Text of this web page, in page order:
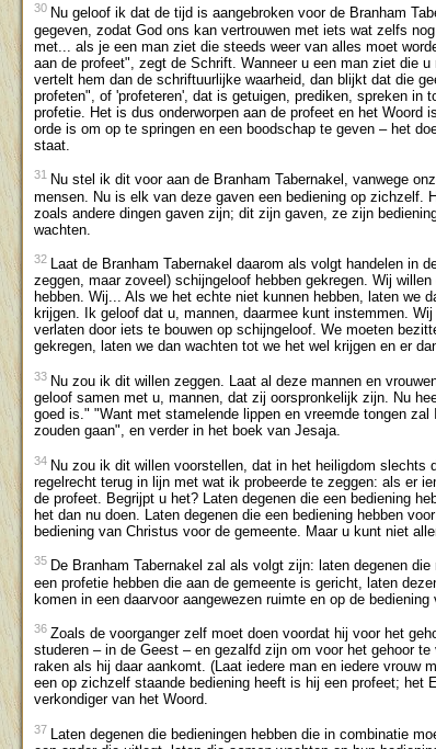
30 Nu geloof ik dat de tijd is aangebroken voor de Branham
gegeven, zodat God ons kan vertrouwen met iets wat zelfs
met... als je een man ziet die steeds weer van alles moet
aan de profeet", zegt de Schrift. Wanneer u een man ziet die
vertelt hem dan de schriftuurlijke waarheid, dan blijkt dat die
profeten", of 'profeteren', dat is getuigen, prediken, spreken in
profetie. Het is dus onderworpen aan de profeet en het
orde is om op te springen en een boodschap te geven – het
staat.
31
Nu stel ik dit voor aan de Branham Tabernakel, vanwege
mensen. Nu is elk van deze gaven een bediening op zichzelf.
zoals andere dingen gaven zijn; dit zijn gaven, ze zijn
wachten.
32 Laat de Branham Tabernakel daarom als volgt handelen in
zeggen, maar zoveel) schijngeloof hebben gekregen. Wij
hebben. Wij... Als we het echte niet kunnen hebben, laten we
krijgen. Ik geloof dat u, mannen, daarmee kunt instemmen.
verlaten door iets te bouwen op schijngeloof. We moeten
gekregen, laten we dan wachten tot we het wel krijgen en er
33 Nu zou ik dit willen zeggen. Laat al deze mannen en
geloof samen met u, mannen, dat zij oorspronkelijk zijn. Nu
goed is." "Want met stamelende lippen en vreemde tongen
zouden gaan", en verder in het boek van Jesaja.
34 Nu zou ik dit willen voorstellen, dat in het heiligdom slechts
regelrecht terug in lijn met wat ik probeerde te zeggen: als er
de profeet. Begrijpt u het? Laten degenen die een bediening
het dan nu doen. Laten degenen die een bediening hebben
bediening van Christus voor de gemeente. Maar u kunt niet
35 De Branham Tabernakel zal als volgt zijn: laten degenen
een profetie hebben die aan de gemeente is gericht, laten
komen in een daarvoor aangewezen ruimte en op de bediening
36 Zoals de voorganger zelf moet doen voordat hij voor het
studeren – in de Geest – en gezalfd zijn om voor het gehoor
raken als hij daar aankomt. (Laat iedere man en iedere vrouw
een op zichzelf staande bediening heeft is hij een profeet; het
verkondiger van het Woord.
37 Laten degenen die bedieningen hebben die in combinatie